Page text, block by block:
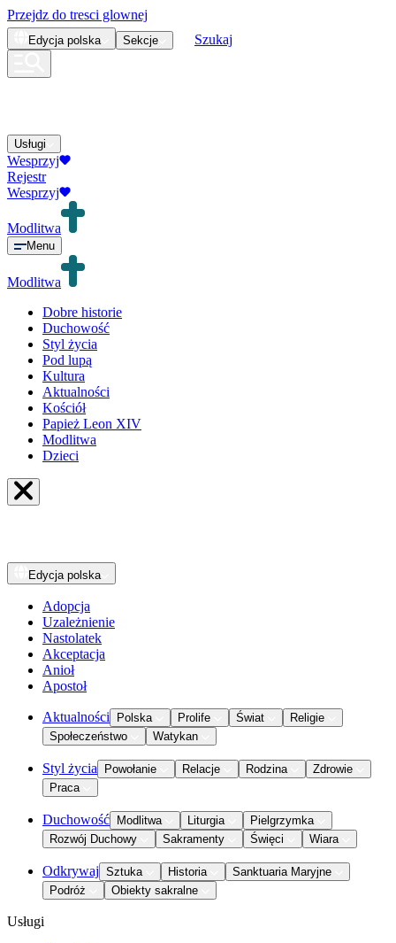
Przejdz do tresci glownej
Edycja polska Sekcje Szukaj
Usługi
Wesprzyj
Rejestr
Wesprzyj
Modlitwa
Menu
Modlitwa
Dobre historie
Duchowość
Styl życia
Pod lupą
Kultura
Aktualności
Kościół
Papież Leon XIV
Modlitwa
Dzieci
Edycja polska
Adopcja
Uzależnienie
Nastolatek
Akceptacja
Anioł
Apostoł
Aktualności Polska Prolife Świat
Religie
Społeczeństwo
Watykan
Styl życia Powołanie Relacje Rodzina
Zdrowie
Praca
Duchowość Modlitwa Liturgia
Pielgrzymka
Rozwój Duchowy
Sakramenty Święci Wiara
Odkrywaj Sztuka Historia
Sanktuaria Maryjne
Podróż
Obiekty sakralne
Usługi